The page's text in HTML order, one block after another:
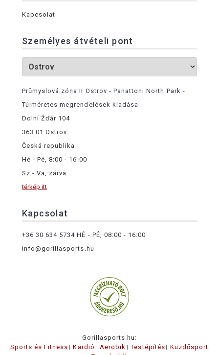
Kapcsolat
Személyes átvételi pont
Průmyslová zóna II Ostrov - Panattoni North Park -
Túlméretes megrendelések kiadása
Dolní Žďár 104
363 01 Ostrov
Česká republika
Hé - Pé, 8:00 - 16:00
Sz - Va, zárva
térkép itt
Kapcsolat
+36 30 634 5734 HÉ - PÉ, 08:00 - 16:00
info@gorillasports.hu
Gorillasports.hu:
Sports és Fitness
Kardió Aerobik Testépítés
Küzdősport